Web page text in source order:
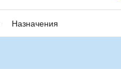
Назначения